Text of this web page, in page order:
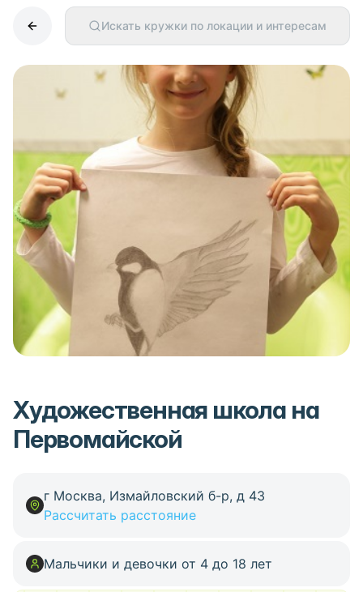
Искать кружки по локации и интересам
Художественная школа на
Первомайской
г Москва, Измайловский б-р, д 43
Рассчитать расстояние
Мальчики и девочки от 4 до 18 лет